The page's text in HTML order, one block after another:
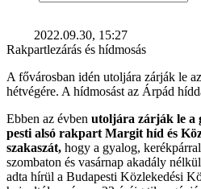
2022.09.30, 15:27
Rakpartlezárás és hídmosás
A fővárosban idén utoljára zárják le
hétvégére. A hídmosást az Árpád
Ebben az évben utoljára zárják le a
pesti alsó rakpart Margit híd és
szakaszát, hogy a gyalog,
szombaton és vasárnap akadály
adta hírül a Budapesti Közlekedési